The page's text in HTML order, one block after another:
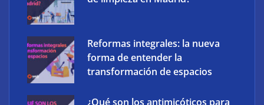
Reformas integrales: la nueva
forma de entender la
transformación de espacios
¿Qué son los antimicóticos para